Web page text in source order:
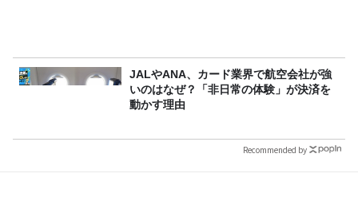
JALやANA、カード業界で航空会社が強
いのはなぜ？「非日常の体験」が決済を
動かす理由
Recommended by